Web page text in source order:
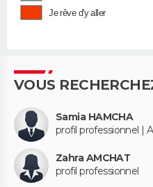
Je rêve d'y aller
VOUS
Samia HAMCHA
profil professionnel |
Zahra AMCHAT
profil professionnel